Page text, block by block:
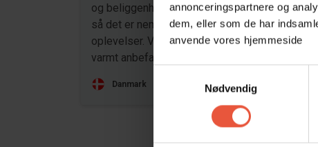
annonceringspartnere og
dem, eller som de har
anvende vores hjemmeside
Nødvendig
og beliggenheden er rigtig god – tæt på byen,
så det er nemt at handle eller tage på
oplevelser. Vi havde et dejligt ophold og kan
varmt anbefale det til andre.
Danmark